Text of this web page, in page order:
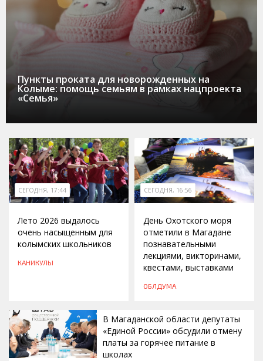
Пункты проката для новорожденных на
Колыме: помощь семьям в рамках нацпроекта
«Семья»
СЕГОДНЯ, 17:44
Лето 2026 выдалось
очень насыщенным для
колымских школьников
КАНИКУЛЫ
СЕГОДНЯ, 16:56
День Охотского моря
отметили в Магадане
познавательными
лекциями, викторинами,
квестами, выставками
ОБЛДУМА
В Магаданской области депутаты
«Единой России» обсудили отмену
платы за горячее питание в
школах